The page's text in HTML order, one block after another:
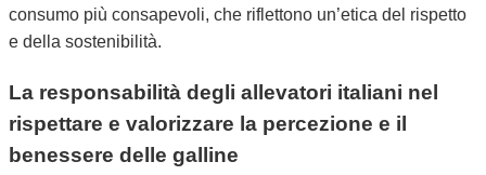
consumo più consapevoli, che riflettono un’etica del rispetto
e della sostenibilità.
La responsabilità degli allevatori italiani nel
rispettare e valorizzare la percezione e il
benessere delle galline